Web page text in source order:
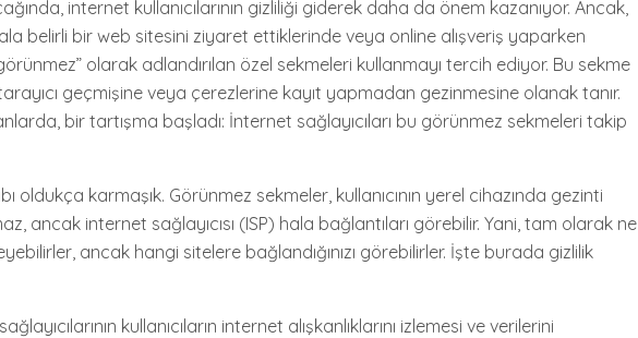
internet kullanıcılarının gizliliği giderek daha da önem kazanıyor. Ancak,
belirli bir web sitesini ziyaret ettiklerinde veya online alışveriş yaparken
olarak adlandırılan özel sekmeleri kullanmayı tercih ediyor. Bu sekme
tarayıcı geçmişine veya çerezlerine kayıt yapmadan gezinmesine olanak tanır.
bir tartışma başladı: İnternet sağlayıcıları bu görünmez sekmeleri takip
oldukça karmaşık. Görünmez sekmeler, kullanıcının yerel cihazında gezinti
ancak internet sağlayıcısı (ISP) hala bağlantıları görebilir. Yani, tam olarak ne
ancak hangi sitelere bağlandığınızı görebilirler. İşte burada gizlilik
kullanıcıların internet alışkanlıklarını izlemesi ve verilerini